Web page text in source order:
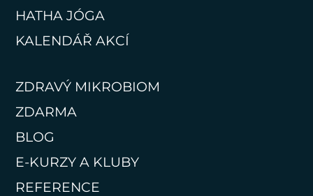
HATHA JÓGA
KALENDÁŘ AKCÍ
ZDRAVÝ MIKROBIOM
ZDARMA
BLOG
E-KURZY A KLUBY
REFERENCE